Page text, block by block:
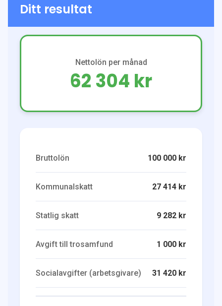
Ditt resultat
Nettolön per månad
62 304 kr
Bruttolön 100 000 kr
Kommunalskatt 27 414 kr
Statlig skatt 9 282 kr
Avgift till trosamfund 1 000 kr
Socialavgifter (arbetsgivare) 31 420 kr